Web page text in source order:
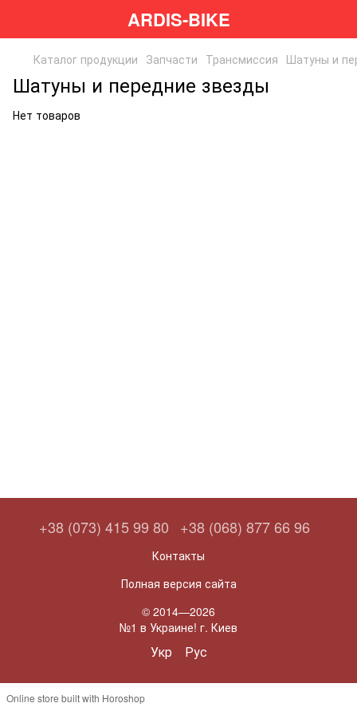
ARDIS-BIKE
Каталог продукции Запчасти Трансмиссия Шатуны и
Шатуны и передние звезды
Нет товаров
+38 (073) 415 99 80 +38 (068) 877 66 96
Контакты
Полная версия сайта
© 2014—2026
№1 в Украине! г. Киев
Укр Рус
Online store built with Horoshop